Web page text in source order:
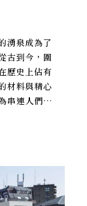
湧泉成為了
古到今，圍
歷史上佔有
材料與精心
串連人們與